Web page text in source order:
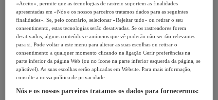
«Aceito», permite que as tecnologias de rastreio suportem as finalidades
apresentadas em «Nós e os nossos parceiros tratamos dados para as seguintes
finalidades». Se, pelo contrário, selecionar «Rejeitar tudo» ou retirar o seu
consentimento, estas tecnologias serão desativadas. Se os rastreadores forem
desativados, alguns conteúdos e anúncios que vê poderão não ser tão relevantes
para si. Pode voltar a este menu para alterar as suas escolhas ou retirar o
consentimento a qualquer momento clicando na ligação Gerir preferências na
parte inferior da página Web (ou no ícone na parte inferior esquerda da página, se
aplicável). As suas escolhas serão aplicadas em Website. Para mais informação,
consulte a nossa política de privacidade.
Nós e os nossos parceiros tratamos os dados para fornecermos: